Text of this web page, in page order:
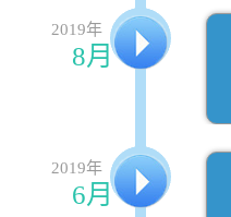
2019年
8月
2019年
6月